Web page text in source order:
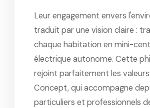
Leur engagement envers
traduit par une vision claire :
chaque habitation en mini-
électrique autonome. Cette
rejoint parfaitement les
Concept, qui accompagne
particuliers et professionnels